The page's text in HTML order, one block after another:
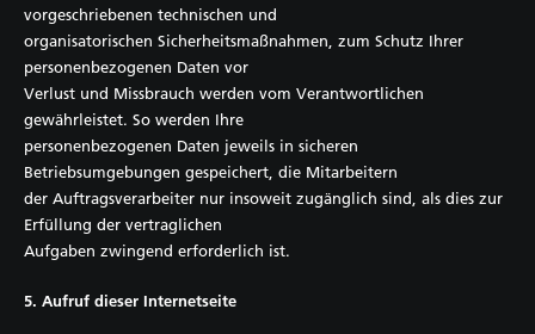
vorgeschriebenen technischen und
organisatorischen Sicherheitsmaßnahmen, zum Schutz Ihrer
personenbezogenen Daten vor
Verlust und Missbrauch werden vom Verantwortlichen
gewährleistet. So werden Ihre
personenbezogenen Daten jeweils in sicheren
Betriebsumgebungen gespeichert, die Mitarbeitern
der Auftragsverarbeiter nur insoweit zugänglich sind, als dies zur
Erfüllung der vertraglichen
Aufgaben zwingend erforderlich ist.
5. Aufruf dieser Internetseite